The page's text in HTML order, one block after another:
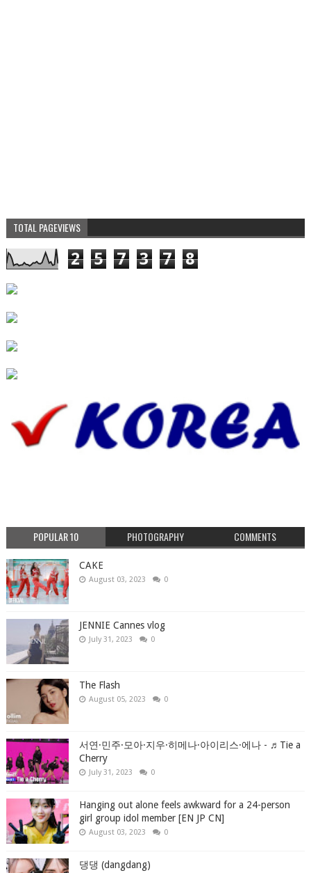
TOTAL PAGEVIEWS
2 5 7 3 7 8
POPULAR 10 PHOTOGRAPHY COMMENTS
CAKE
August 03, 2023 0
JENNIE Cannes vlog
July 31, 2023 0
The Flash
August 05, 2023 0
서연·민주·모아·지우·히메나·아이리스·에나 - ♬Tie a
Cherry
July 31, 2023 0
Hanging out alone feels awkward for a 24-person
girl group idol member [EN JP CN]
August 03, 2023 0
댕댕 (dangdang)